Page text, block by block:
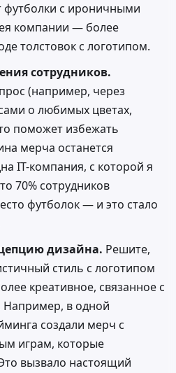
футболки с ироничными
компании — более
толстовок с логотипом.
сотрудников.
(например, через
о любимых цветах,
поможет избежать
мерча останется
IT-компания, с которой я
70% сотрудников
футболок — и это стало
дизайна. Решите,
стиль с логотипом
креативное, связанное с
Например, в одной
создали мерч с
играм, которые
вызвало настоящий